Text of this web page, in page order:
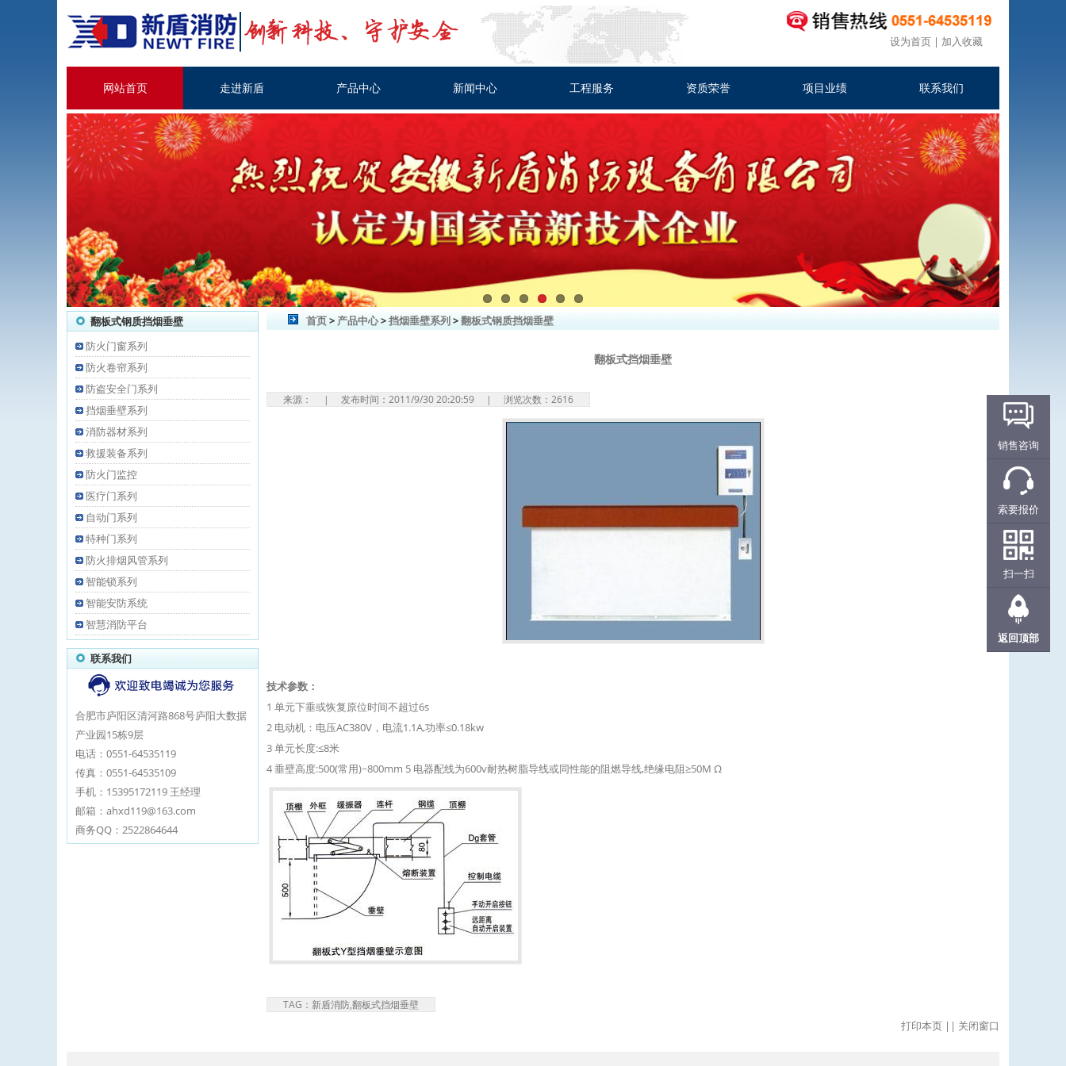
设为首页 | 加入收藏
网站首页 走进新盾 产品中心 新闻中心 工程服务 资质荣誉 项目业绩 联系我们
翻板式钢质挡烟垂壁
防火门窗系列
防火卷帘系列
防盗安全门系列
挡烟垂壁系列
消防器材系列
救援装备系列
防火门监控
医疗门系列
自动门系列
特种门系列
防火排烟风管系列
智能锁系列
智能安防系统
智慧消防平台
联系我们
合肥市庐阳区清河路868号庐阳大数据
产业园15栋9层
电话：0551-64535119
传真：0551-64535109
手机：15395172119 王经理
邮箱：ahxd119@163.com
商务QQ：2522864644
首页> 产品中心>挡烟垂壁系列>翻板式钢质挡烟垂壁
翻板式挡烟垂壁
来源： | 发布时间：2011/9/30 20:20:59 | 浏览次数： 2616
技术参数：
1 单元下垂或恢复原位时间不超过6s
2 电动机：电压AC380V，电流1.1A,功率≤0.18kw
3 单元长度:≤8米
4 垂壁高度:500(常用)~800mm 5 电器配线为600v耐热树脂导线或同性能的阻燃导线,绝缘电阻≥50M Ω
TAG：新盾消防,翻板式挡烟垂壁
打印本页 || 关闭窗口
销售咨询
索要报价
扫一扫
返回顶部